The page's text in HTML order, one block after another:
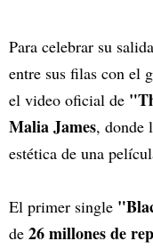
Para celebrar su
entre sus filas con el
el video oficial de
Malia James, donde
estética de una
El primer single
de 26 millones de